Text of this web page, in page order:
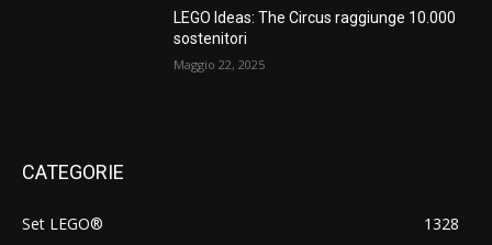
LEGO Ideas: The Circus raggiunge 10.000
sostenitori
Maggio 22, 2025
CATEGORIE
Set LEGO®
1328